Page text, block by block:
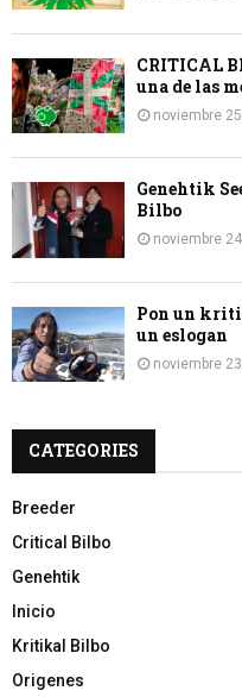
CRITICAL
una de las
noviembre
Genehtik
Bilbo
noviembre
Pon un
un eslogan
noviembre
CATEGORIES
Breeder
Critical Bilbo
Genehtik
Inicio
Kritikal Bilbo
Origenes